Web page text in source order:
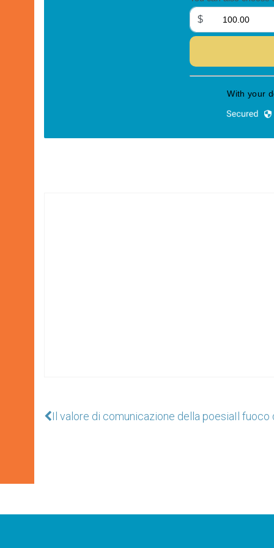
Il valore di comunicazione della poesiaIl fuoco